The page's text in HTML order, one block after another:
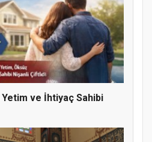
Yetim ve İhtiyaç Sahibi